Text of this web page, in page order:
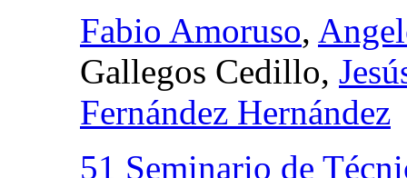
Fabio Amoruso,
Gallegos Cedillo,
Fernández Hernández
51 Seminario de